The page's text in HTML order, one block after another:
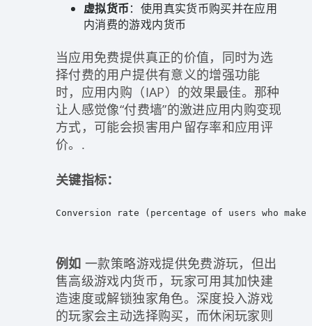
虚拟货币：使用真实货币购买并在应用
内消费的游戏内货币
当应用免费提供真正的价值，同时为选
择付费的用户提供有意义的增强功能
时，应用内购（IAP）的效果最佳。那种
让人感觉像“付费墙”的激进应用内购变现
方式，可能会损害用户留存率和应用评
价。.
关键指标：
Conversion rate (percentage of users who
例如 一款策略游戏提供免费游玩，但出
售高级游戏内货币，玩家可用其加快建
造速度或解锁独家角色。深度投入游戏
的玩家会主动选择购买，而休闲玩家则